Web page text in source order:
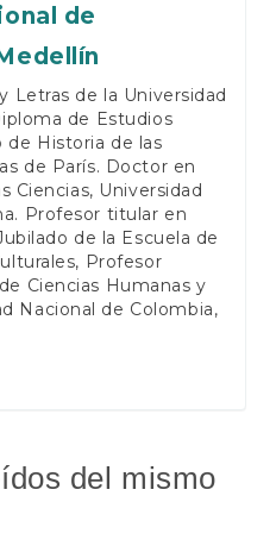
de
Letras de la Universidad
de Estudios
Historia de las
de París. Doctor en
Ciencias, Universidad
Profesor titular en
de la Escuela de
Profesor
Ciencias Humanas y
Nacional de Colombia,
del mismo